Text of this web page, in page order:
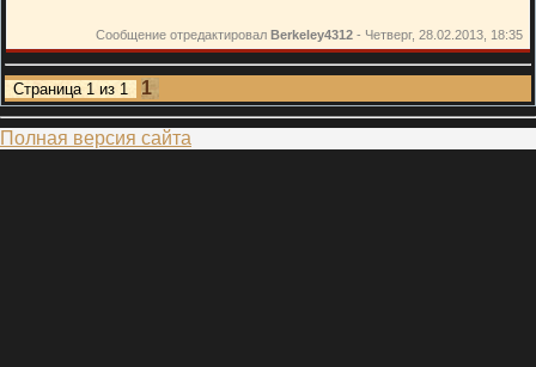
Сообщение отредактировал Berkeley4312 - Четверг, 28.02.2013, 18:35
Страница 1 из 1 1
Полная версия сайта